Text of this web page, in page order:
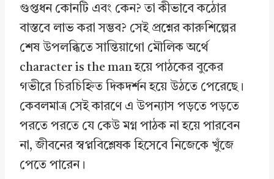
গুপ্তধন কোনটি এবং কেন? তা কীভাবে কঠোর
বাস্তবে লাভ করা সম্ভব? সেই প্রশ্নের কারুশিল্পের
শেষ উপলব্ধিতে সান্তিয়াগো মৌলিক অর্থে
character is the man হয়ে পাঠকের বুকের
গভীরে চিরচিহ্নিত দিকদর্শন হয়ে উঠতে পেরেছে।
কেবলমাত্র সেই কারণে এ উপন্যাস পড়তে পড়তে
পরতে পরতে যে কেউ মগ্ন পাঠক না হয়ে পারবেন
না, জীবনের স্বপ্নবিশ্লেষক হিসেবে নিজেকে খুঁজে
পেতে পারেন।